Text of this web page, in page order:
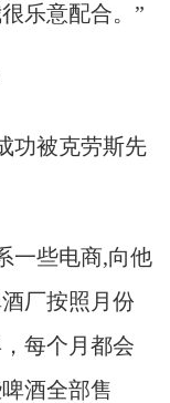
乐意配合。”
功被克劳斯先
一些电商,向他
厂按照月份
每个月都会
酒全部售